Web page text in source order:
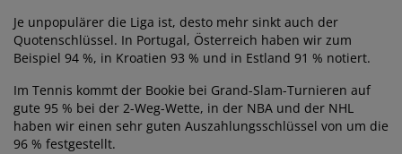
Je unpopulärer die Liga ist, desto mehr sinkt auch der
Quotenschlüssel. In Portugal, Österreich haben wir zum
Beispiel 94 %, in Kroatien 93 % und in Estland 91 % notiert.
Im Tennis kommt der Bookie bei Grand-Slam-Turnieren auf
gute 95 % bei der 2-Weg-Wette, in der NBA und der NHL
haben wir einen sehr guten Auszahlungsschlüssel von um die
96 % festgestellt.